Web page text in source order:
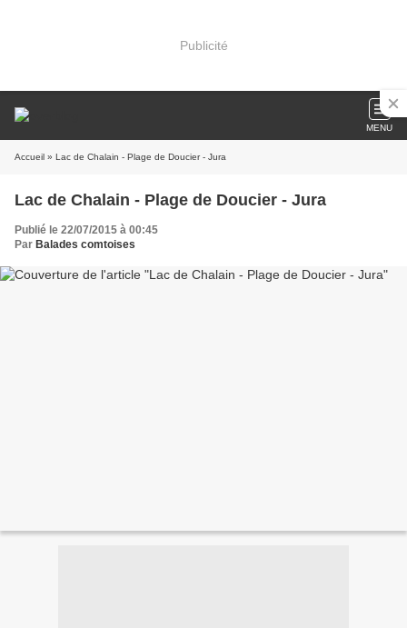
Publicité
MENU
Accueil » Lac de Chalain - Plage de Doucier - Jura
Lac de Chalain - Plage de Doucier - Jura
Publié le 22/07/2015 à 00:45
Par Balades comtoises